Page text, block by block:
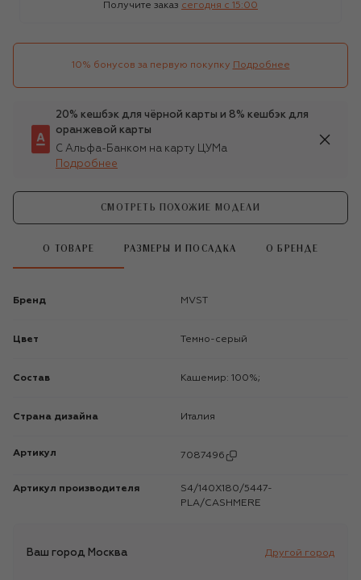
Получите заказ сегодня c 15:00
10% бонусов за первую покупку Подробнее
20% кешбэк для чёрной карты и 8% кешбэк для
оранжевой карты
С Альфа-Банком на карту ЦУМа
Подробнее
СМОТРЕТЬ ПОХОЖИЕ МОДЕЛИ
О ТОВАРЕ РАЗМЕРЫ И ПОСАДКА О БРЕНДЕ
Бренд MVST
Цвет Темно-серый
Состав Кашемир: 100%;
Страна дизайна Италия
Артикул 7087496
Артикул производителя
S4/140X180/5447-
PLA/CASHMERE
Ваш город Москва Другой город